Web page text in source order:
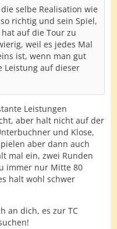
selbe Realisation wie
richtig und sein Spiel,
auf die Tour zu
weil es jedes Mal
ist, wenn man gut
auf dieser
Leistungen
aber halt nicht auf der
und Klose,
aber dann auch
mal ein, zwei Runden
immer nur Mitte 80
halt wohl schwer
an dich, es zur TC